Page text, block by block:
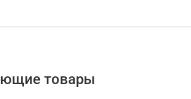
товары